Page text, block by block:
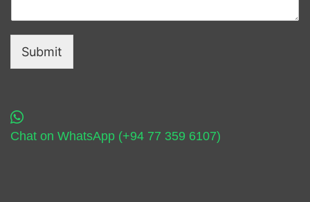
Submit
Chat on WhatsApp (+94 77 359 6107)